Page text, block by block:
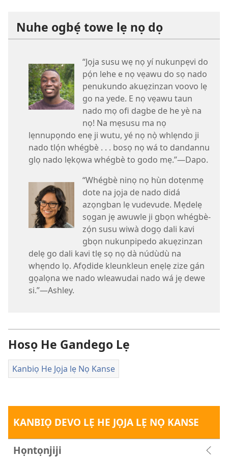
Nuhe ogbẹ́ towe lẹ nọ dọ
“Jọja susu wẹ nọ yí nukunpẹvi do
pọ́n lehe e nọ vẹawu do sọ nado
penukundo akuẹzinzan voovo lẹ
go na yede. E nọ vẹawu taun
nado mọ ofi dagbe de he yè na
nọ! Na mẹsusu ma nọ
lẹnnupọndo enẹ ji wutu, yé nọ nọ̀ whlẹndo ji
nado tlọ́n whégbè . . . bosọ nọ wá to dandannu
glọ nado lẹkọwa whégbè to godo mẹ.”​—Dapo.
“Whégbè ninọ nọ hùn dotẹnmẹ
dote na jọja de nado didá
azọngban lẹ vudevude. Mẹdelẹ
sọgan jẹ awuwle ji gbọn whégbè-
zọ́n susu wiwà dogọ dali kavi
gbọn nukunpipedo akuẹzinzan
delẹ go dali kavi tlẹ sọ nọ dà núdùdù na
whẹndo lọ. Afọdide kleunkleun enẹlẹ zize gán
gọalọna we nado wleawudai nado wá jẹ dewe
si.”​—Ashley.
Hosọ He Gandego Lẹ
Kanbiọ He Jọja lẹ Nọ Kanse
KANBIỌ DEVO LẸ HE JỌJA LẸ NỌ KANSE
Họntọnjiji